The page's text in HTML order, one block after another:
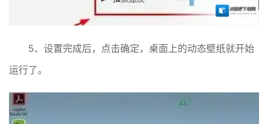
5、设置完成后，点击确定，桌面上的动态壁纸就开始
运行了。